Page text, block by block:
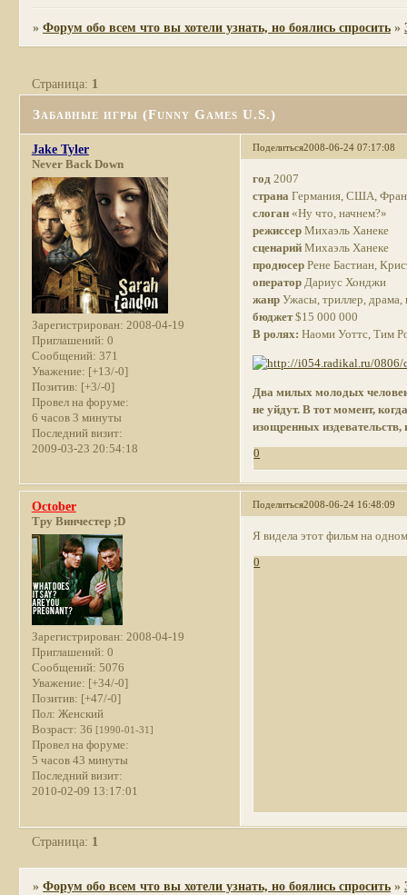
»Форум обо всем что вы хотели узнать, но боялись спросить »
Забавные игры (Funny Games U.S.)
Страница: 1
Поделиться2008-06-24 07:17:08
Jake Tyler
Never Back Down
Зарегистрирован: 2008-04-19
Приглашений: 0
Сообщений: 371
Уважение: [+13/-0]
Позитив: [+3/-0]
Провел на форуме:
6 часов 3 минуты
Последний визит:
2009-03-23 20:54:18
год 2007
странаГермания, США,
слоган «Ну что, начнем?»
режиссер Михаэль Ханеке
сценарийМихаэль Ханеке
продюсер Рене Бастиан,
оператор Дариус Хонджи
жанр Ужасы, триллер, драма,
бюджет$15 000 000
В ролях: Наоми Уоттс, Тим
Два милых молодых
не уйдут. В тот момент,
изощренных
0
Поделиться2008-06-24 16:48:09
October
Тру Винчестер ;D
Зарегистрирован: 2008-04-19
Приглашений: 0
Сообщений: 5076
Уважение: [+34/-0]
Позитив: [+47/-0]
Пол: Женский
Возраст: 36 [1990-01-31]
Провел на форуме:
5 часов 43 минуты
Последний визит:
2010-02-09 13:17:01
Я видела этот фильм на
0
Страница: 1
»Форум обо всем что вы хотели узнать, но боялись спросить »